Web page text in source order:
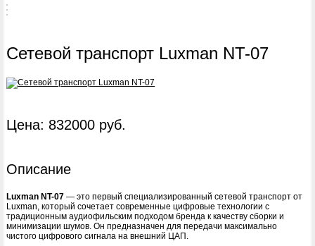
Сетевой транспорт Luxman NT-07
Цена: 832000 руб.
Описание
Luxman NT-07 — это первый специализированный сетевой транспорт от
Luxman, который сочетает современные цифровые технологии с
традиционным аудиофильским подходом бренда к качеству сборки и
минимизации шумов. Он предназначен для передачи максимально
чистого цифрового сигнала на внешний ЦАП.